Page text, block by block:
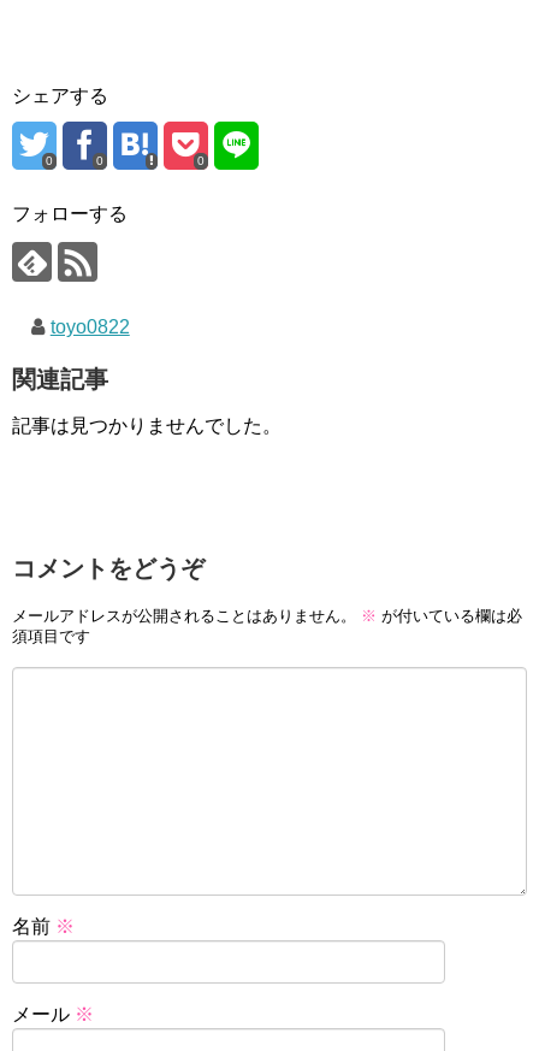
シェアする
0 0 0
フォローする
toyo0822
関連記事
記事は見つかりませんでした。
コメントをどうぞ
メールアドレスが公開されることはありません。 ※ が付いている欄は必
須項目です
名前 ※
メール ※